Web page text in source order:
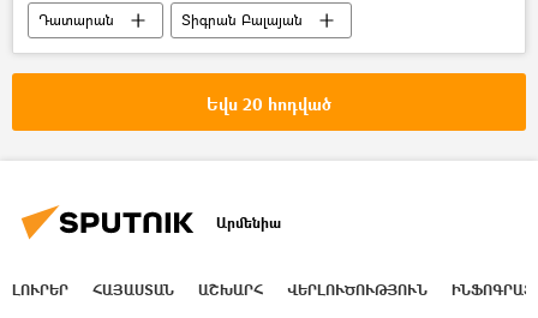
Դատարան
Տիգրան Բալայան
Նիդեռլանդներ
Դեսպան
Թուրք
ատելություն
Եվս 20 հոդված
Արմենիա
ԼՈՒՐԵՐ ՀԱՅԱՍՏԱՆ ԱՇԽԱՐՀ ՎԵՐԼՈՒԾՈՒԹՅՈՒՆ